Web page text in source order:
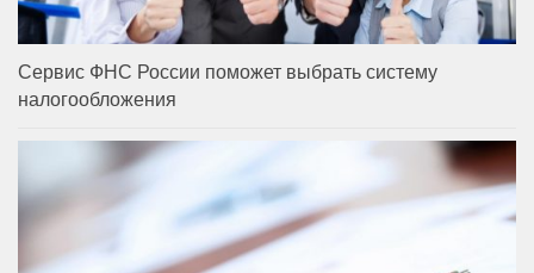
Сервис ФНС России поможет выбрать систему
налогообложения